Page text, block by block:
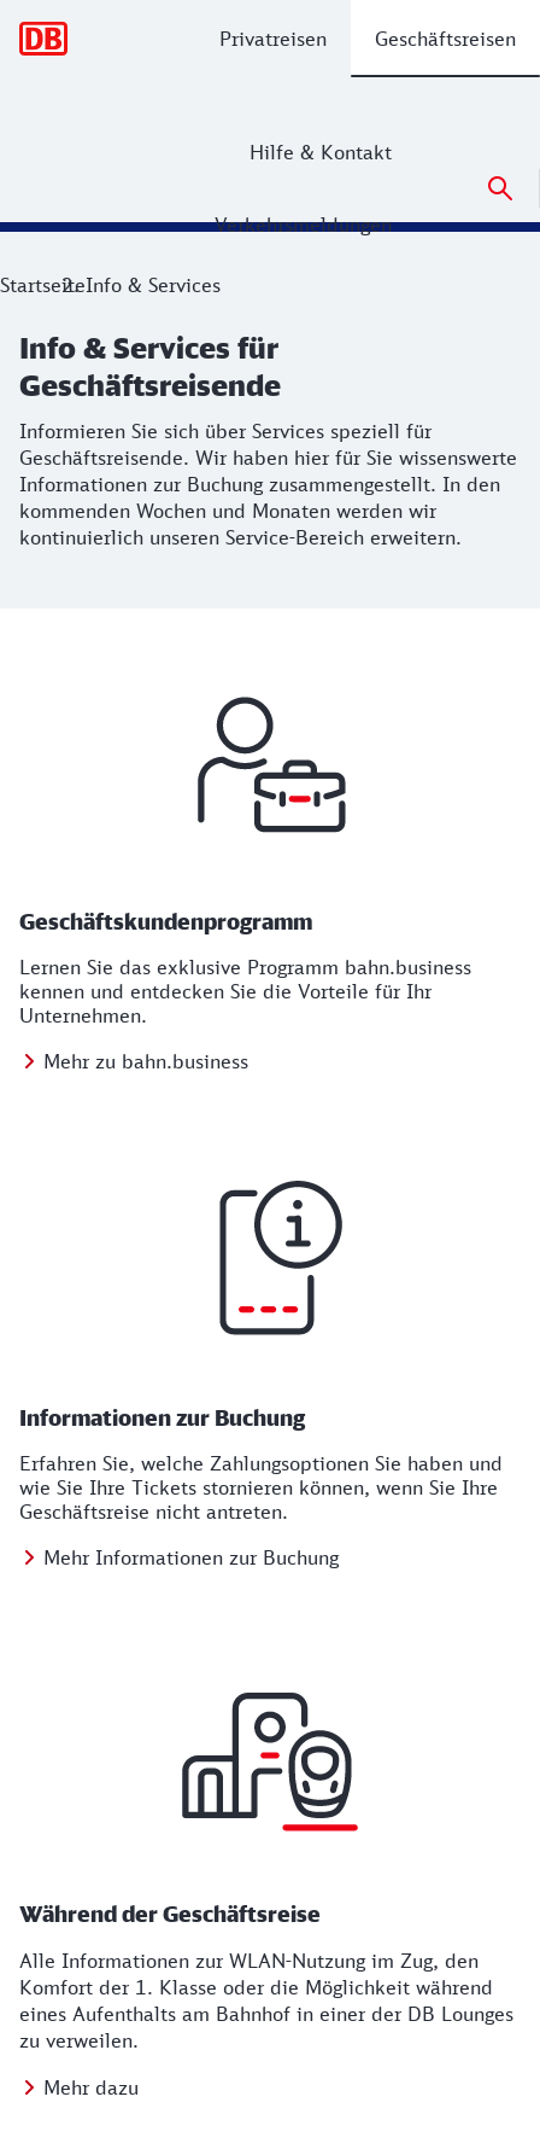
Privatreisen Geschäftsreisen
Hilfe & Kontakt
Verkehrsmeldungen
Informieren Sie sich über Services speziell für
StartseiteInfo & Services
Info & Services für
Geschäftsreisende
Informieren Sie sich über Services speziell für
Geschäftsreisende. Wir haben hier für Sie wissenswerte
Informationen zur Buchung zusammengestellt. In den
kommenden Wochen und Monaten werden wir
kontinuierlich unseren Service-Bereich erweitern.
Geschäftskundenprogramm
Lernen Sie das exklusive Programm bahn.business
kennen und entdecken Sie die Vorteile für Ihr
Unternehmen.
Mehr zu bahn.business
Informationen zur Buchung
Erfahren Sie, welche Zahlungsoptionen Sie haben und
wie Sie Ihre Tickets stornieren können, wenn Sie Ihre
Geschäftsreise nicht antreten.
Mehr Informationen zur Buchung
Während der Geschäftsreise
Alle Informationen zur WLAN-Nutzung im Zug, den
Komfort der 1. Klasse oder die Möglichkeit während
eines Aufenthalts am Bahnhof in einer der DB Lounges
zu verweilen.
Mehr dazu